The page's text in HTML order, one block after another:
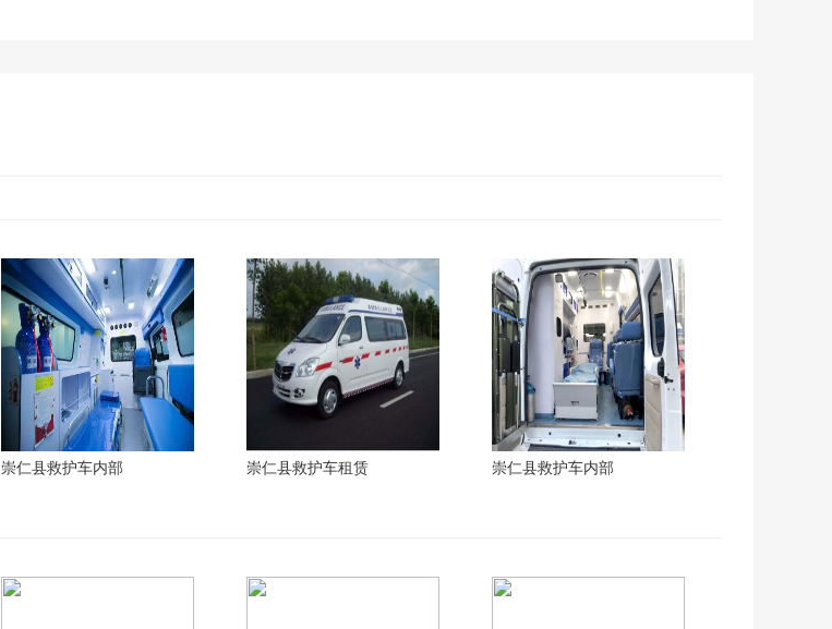
崇仁县救护车内部 崇仁县救护车租赁 崇仁县救护车内部